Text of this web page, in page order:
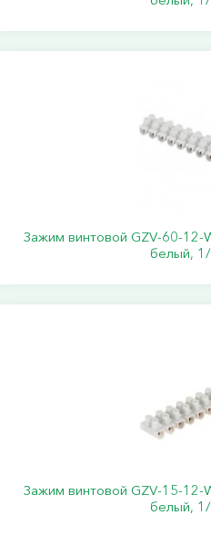
Зажим винтовой GZV-60-12-
белый,
Зажим винтовой GZV-15-12-
белый,